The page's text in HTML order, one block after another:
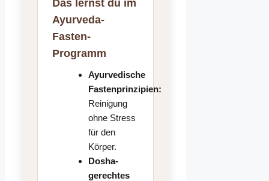
Das lernst du im
Ayurveda-
Fasten-
Programm
Ayurvedische
Fastenprinzipien:
Reinigung
ohne Stress
für den
Körper.
Dosha-
gerechtes